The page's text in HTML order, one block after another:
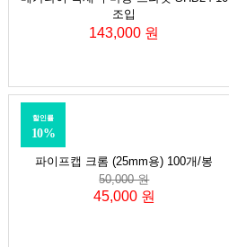
조입
143,000 원
파이프캡 크롬 (25mm용) 100개/봉
할인률
10%
50,000 원
45,000 원